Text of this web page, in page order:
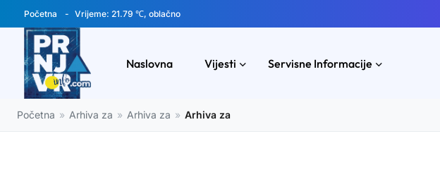
Početna Vrijeme: 21.79 ℃, oblačno
Naslovna Vijesti Servisne Informacije
Početna » Arhiva za » Arhiva za » Arhiva za